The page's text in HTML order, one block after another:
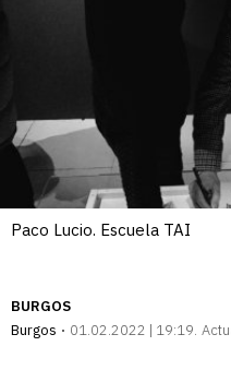
Paco Lucio. Escuela TAI
BURGOS
Burgos
01.02.2022 | 19:19